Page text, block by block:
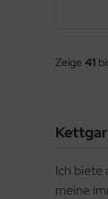
Zeige 41
Ich biete
meine